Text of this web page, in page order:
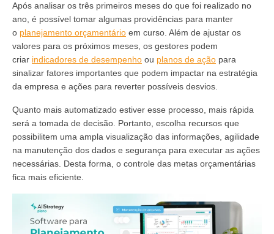
Após analisar os três primeiros meses do que foi realizado no
ano, é possível tomar algumas providências para manter
o planejamento orçamentário em curso. Além de ajustar os
valores para os próximos meses, os gestores podem
criar indicadores de desempenho ou planos de ação para
sinalizar fatores importantes que podem impactar na estratégia
da empresa e ações para reverter possíveis desvios.
Quanto mais automatizado estiver esse processo, mais rápida
será a tomada de decisão. Portanto, escolha recursos que
possibilitem uma ampla visualização das informações, agilidade
na manutenção dos dados e segurança para executar as ações
necessárias. Desta forma, o controle das metas orçamentárias
fica mais eficiente.